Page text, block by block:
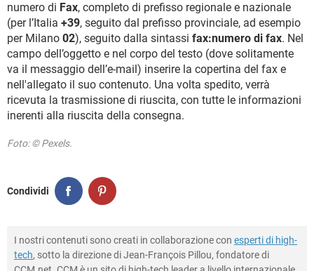
numero di Fax, completo di prefisso regionale e nazionale
(per l’Italia +39, seguito dal prefisso provinciale, ad esempio
per Milano 02), seguito dalla sintassi fax:numero di fax. Nel
campo dell’oggetto e nel corpo del testo (dove solitamente
va il messaggio dell’e-mail) inserire la copertina del fax e
nell'allegato il suo contenuto. Una volta spedito, verrà
ricevuta la trasmissione di riuscita, con tutte le informazioni
inerenti alla riuscita della consegna.
Foto: © Pexels.
Condividi
I nostri contenuti sono creati in collaborazione con esperti di high-
tech, sotto la direzione di Jean-François Pillou, fondatore di